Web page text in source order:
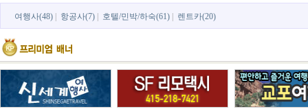
여행사(48) 항공사(7) 호텔/민박/하숙(61) 렌트카(20)